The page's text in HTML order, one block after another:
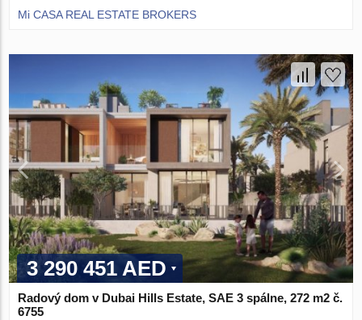
Mi CASA REAL ESTATE BROKERS
3 290 451 AED
Radový dom v Dubai Hills Estate, SAE 3 spálne, 272 m2 č.
6755